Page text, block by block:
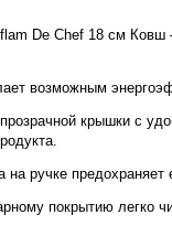
De Chef 18 см Ковш
возможным
крышки с
на ручке
покрытию легко